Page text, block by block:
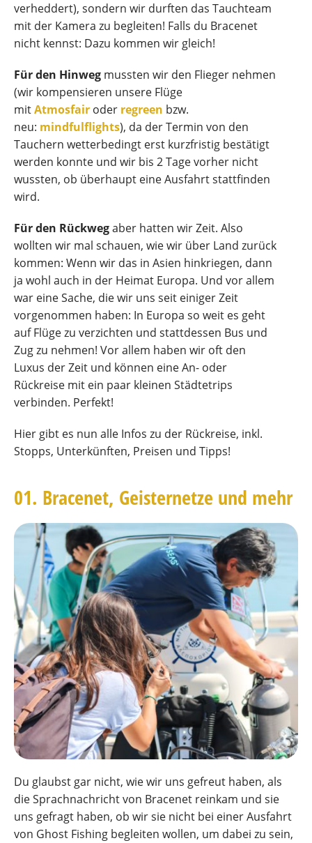
verheddert), sondern wir durften das Tauchteam
mit der Kamera zu begleiten! Falls du Bracenet
nicht kennst: Dazu kommen wir gleich!
Für den Hinweg mussten wir den Flieger nehmen
(wir kompensieren unsere Flüge
mitAtmosfair oder regreen bzw.
neu: mindfulflights), da der Termin von den
Tauchern wetterbedingt erst kurzfristig bestätigt
werden konnte und wir bis 2 Tage vorher nicht
wussten, ob überhaupt eine Ausfahrt stattfinden
wird.
Für den Rückwegaber hatten wir Zeit. Also
wollten wir mal schauen, wie wir über Land zurück
kommen: Wenn wir das in Asien hinkriegen, dann
ja wohl auch in der Heimat Europa. Und vor allem
war eine Sache, die wir uns seit einiger Zeit
vorgenommen haben: In Europa so weit es geht
auf Flüge zu verzichten und stattdessen Bus und
Zug zu nehmen! Vor allem haben wir oft den
Luxus der Zeit und können eine An- oder
Rückreise mit ein paar kleinen Städtetrips
verbinden. Perfekt!
Hier gibt es nun alle Infos zu der Rückreise, inkl.
Stopps, Unterkünften, Preisen und Tipps!
01. Bracenet, Geisternetze und mehr
Du glaubst gar nicht, wie wir uns gefreut haben, als
die Sprachnachricht von Bracenet reinkam und sie
uns gefragt haben, ob wir sie nicht bei einer Ausfahrt
von Ghost Fishing begleiten wollen, um dabei zu sein,